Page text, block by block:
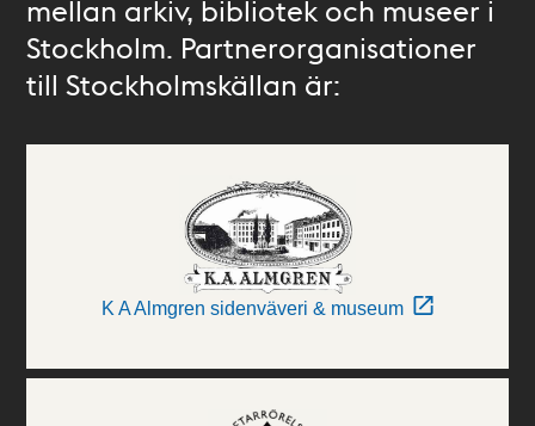
mellan arkiv, bibliotek och museer i
Stockholm. Partnerorganisationer
till Stockholmskällan är:
K A Almgren sidenväveri & museum